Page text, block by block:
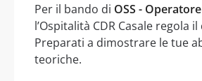
Per il bando di OSS -
l’Ospitalità CDR Casale regola
Preparati a dimostrare le tue
teoriche.